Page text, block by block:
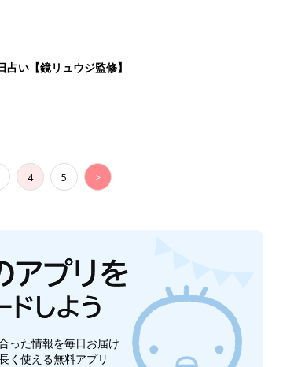
い【鏡リュウジ監修】
4 5 >
った情報を毎日お届け
く使える無料アプリ